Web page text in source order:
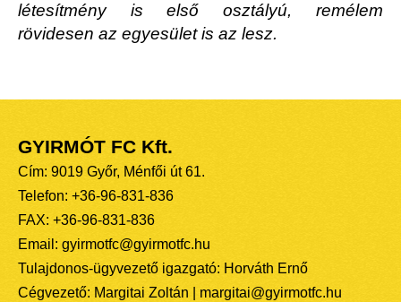
létesítmény is első osztályú, remélem
rövidesen az egyesület is az lesz.
GYIRMÓT FC Kft.
Cím: 9019 Győr, Ménfői út 61.
Telefon: +36-96-831-836
FAX: +36-96-831-836
Email: gyirmotfc@gyirmotfc.hu
Tulajdonos-ügyvezető igazgató: Horváth Ernő
Cégvezető: Margitai Zoltán | margitai@gyirmotfc.hu